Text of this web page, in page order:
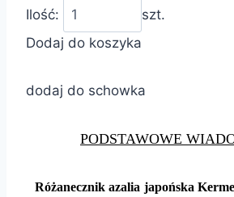
Ilość:
szt.
Dodaj do koszyka
dodaj do schowka
PODSTAWOWE
Różanecznik azalia japońska